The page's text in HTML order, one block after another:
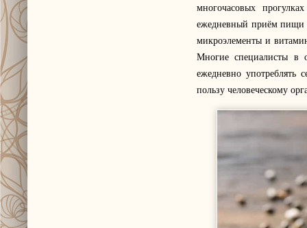
многочасовых
ежедневный приём пищи
микроэлементы и
Многие специалисты в
ежедневно
пользу человеческому